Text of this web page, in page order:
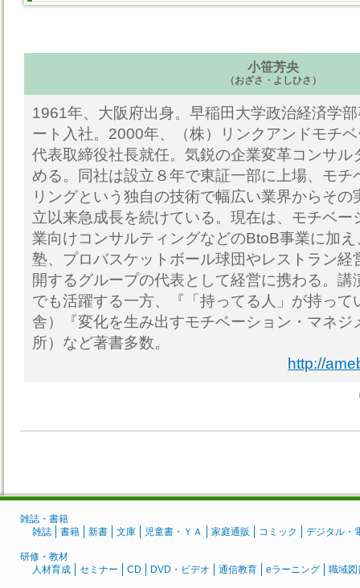
小笹芳央
（おざさ・よしひさ）
1961年、大阪府出身。早稲田大学政治経済学
ート入社。2000年、（株）リンクアンドモチ
代表取締役社長就任。気鋭の企業変革コンサル
める。同社は設立８年で東証一部に上場、モチ
リングという独自の技術で幅広い業界からそ
立以来急成長を続けている。現在は、モチベー
業向けコンサルティングなどのBtoB事業に加
塾、プロバスケットボール球団やレストラン経
開するグループの代表として経営に携わる。講
でも活躍する一方、『「持ってる人」が持って
舎）『変化を生み出すモチベーション・マネジ
所）など著書多数。
http://
雑誌・書籍
雑誌
書籍 新書 文庫 児童書・ＹＡ 家庭通販 コミック デジタル・
研修・教材
人材育成
セミナー CD DVD・ビデオ 通信教育 eラーニング 職域図